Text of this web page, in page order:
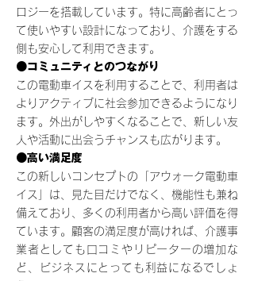
ロジーを搭載しています。特に高齢者にとっ
て使いやすい設計になっており、介護をする
側も安心して利用できます。
●コミュニティとのつながり
この電動車イスを利用することで、利用者は
よりアクティブに社会参加できるようになり
ます。外出がしやすくなることで、新しい友
人や活動に出会うチャンスも広がります。
●高い満足度
この新しいコンセプトの「アウォーク電動車
イス」は、見た目だけでなく、機能性も兼ね
備えており、多くの利用者から高い評価を得
ています。顧客の満足度が高ければ、介護事
業者としても口コミやリピーターの増加な
ど、ビジネスにとっても利益になるでしょ